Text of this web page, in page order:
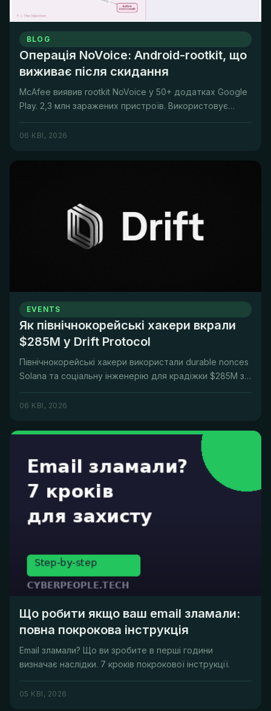
BLOG
Операція NoVoice: Android-rootkit, що
виживає після скидання
McAfee виявив rootkit NoVoice у 50+ додатках Google
Play. 2,3 млн заражених пристроїв. Використовує
06 КВІ, 2026
EVENTS
Як північнокорейські хакери вкрали
$285M у Drift Protocol
Північнокорейські хакери використали durable nonces
Solana та соціальну інженерію для крадіжки $285M з
06 КВІ, 2026
Що робити якщо ваш email зламали:
повна покрокова інструкція
Email зламали? Що ви зробите в перші години
визначає наслідки. 7 кроків покрокової інструкції.
05 КВІ, 2026